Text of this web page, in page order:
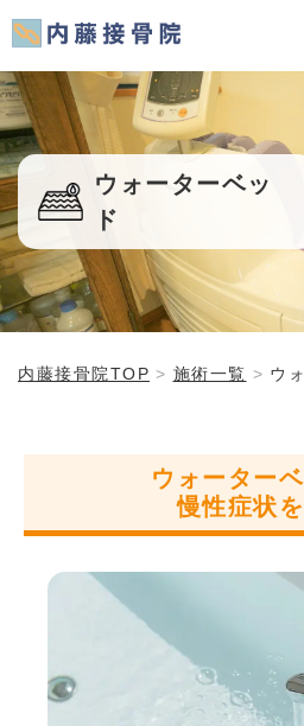
ウォーターベッ
ド
内藤接骨院TOP 施術一覧 ウ
ウォーター
慢性症状